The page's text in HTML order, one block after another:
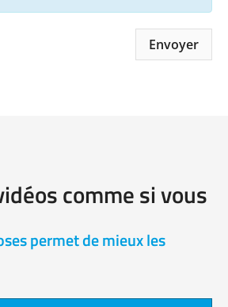
comme si vous
permet de mieux les